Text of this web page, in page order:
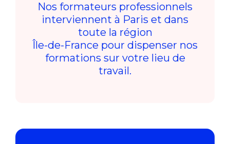
Nos formateurs professionnels
interviennent à Paris et dans
toute la région
Île-de-France pour dispenser nos
formations sur votre lieu de
travail.